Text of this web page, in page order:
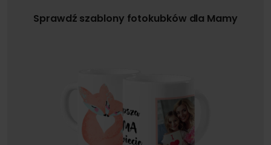
Sprawdź szablony fotokubków dla Mamy